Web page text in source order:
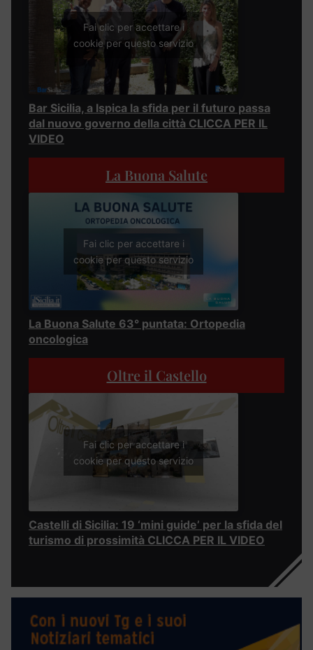
Fai clic per accettare i
cookie per questo servizio
Bar Sicilia, a Ispica la sfida per il futuro passa
dal nuovo governo della città CLICCA PER IL
VIDEO
La Buona Salute
Fai clic per accettare i
cookie per questo servizio
La Buona Salute 63° puntata: Ortopedia
oncologica
Oltre il Castello
Fai clic per accettare i
cookie per questo servizio
Castelli di Sicilia: 19 ‘mini guide’ per la sfida del
turismo di prossimità CLICCA PER IL VIDEO